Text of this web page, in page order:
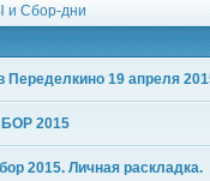
Сбор-дни
Переделкино 19 апреля
2015
2015. Личная раскладка.